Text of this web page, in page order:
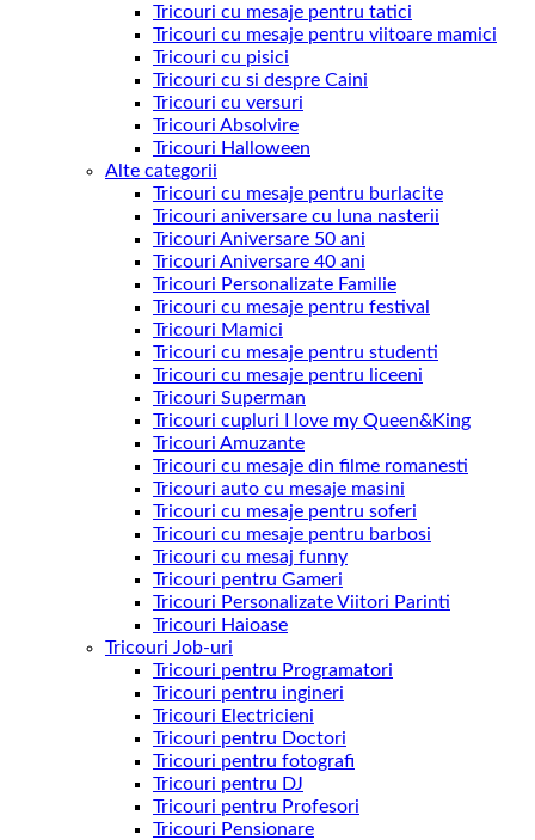
Tricouri cu mesaje pentru tatici
Tricouri cu mesaje pentru viitoare mamici
Tricouri cu pisici
Tricouri cu si despre Caini
Tricouri cu versuri
Tricouri Absolvire
Tricouri Halloween
Alte categorii
Tricouri cu mesaje pentru burlacite
Tricouri aniversare cu luna nasterii
Tricouri Aniversare 50 ani
Tricouri Aniversare 40 ani
Tricouri Personalizate Familie
Tricouri cu mesaje pentru festival
Tricouri Mamici
Tricouri cu mesaje pentru studenti
Tricouri cu mesaje pentru liceeni
Tricouri Superman
Tricouri cupluri I love my Queen&King
Tricouri Amuzante
Tricouri cu mesaje din filme romanesti
Tricouri auto cu mesaje masini
Tricouri cu mesaje pentru soferi
Tricouri cu mesaje pentru barbosi
Tricouri cu mesaj funny
Tricouri pentru Gameri
Tricouri Personalizate Viitori Parinti
Tricouri Haioase
Tricouri Job-uri
Tricouri pentru Programatori
Tricouri pentru ingineri
Tricouri Electricieni
Tricouri pentru Doctori
Tricouri pentru fotografi
Tricouri pentru DJ
Tricouri pentru Profesori
Tricouri Pensionare